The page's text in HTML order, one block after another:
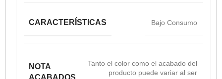
CARACTERÍSTICAS Bajo Consumo
NOTA
ACABADOS
Tanto el color como el acabado del
producto puede variar al ser